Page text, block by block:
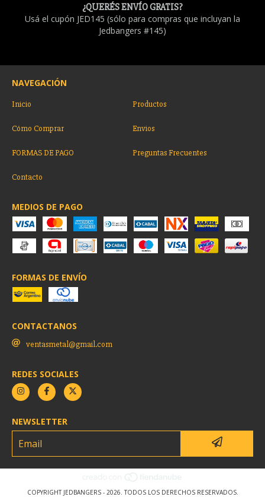
¿QUERÉS ENVÍO GRATIS?
Usá el cupón JED145 (sólo para compras que incluyan la
Jedbangers #145)
NAVEGACIÓN
Inicio Productos
Cómo Comprar Envios
FORMAS DE PAGO Preguntas Frecuentes
Contacto
MEDIOS DE PAGO
FORMAS DE ENVÍO
CONTACTANOS
ventasmetal@gmail.com
REDES SOCIALES
NEWSLETTER
COPYRIGHT JEDBANGERS - 2026. TODOS LOS DERECHOS RESERVADOS.